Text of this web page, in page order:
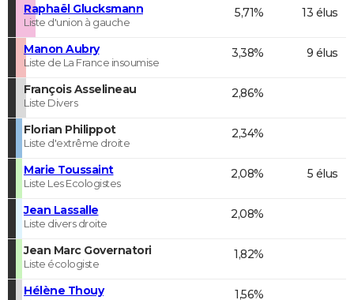
Raphaël Glucksmann
Liste d'union à gauche
5,71% 13 élus
Manon Aubry
Liste de La France insoumise
3,38% 9 élus
François Asselineau
Liste Divers
2,86%
Florian Philippot
Liste d'extrême droite
2,34%
Marie Toussaint
Liste Les Ecologistes
2,08% 5 élus
Jean Lassalle
Liste divers droite
2,08%
Jean Marc Governatori
Liste écologiste
1,82%
Hélène Thouy 1,56%